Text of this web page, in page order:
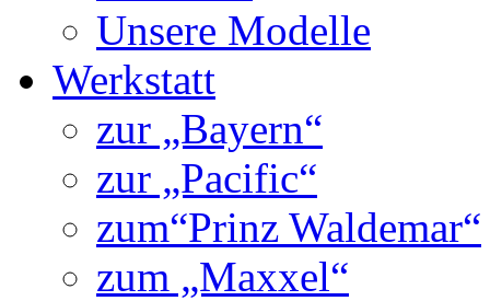
Unsere Modelle
Werkstatt
zur „Bayern“
zur „Pacific“
zum“Prinz Waldemar“
zum „Maxxel“